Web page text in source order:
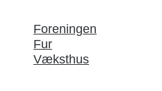
Foreningen
Fur
Væksthus